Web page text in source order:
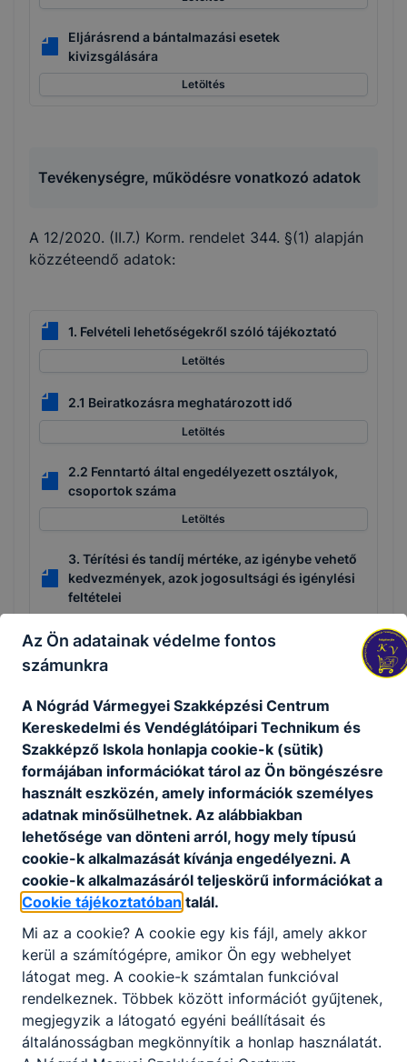
Eljárásrend a bántalmazási esetek
kivizsgálására
Letöltés
Tevékenységre, működésre vonatkozó adatok
A 12/2020. (II.7.) Korm. rendelet 344. §(1) alapján
közzéteendő adatok:
1. Felvételi lehetőségekről szóló tájékoztató
Letöltés
2.1 Beiratkozásra meghatározott idő
Letöltés
2.2 Fenntartó által engedélyezett osztályok,
csoportok száma
Letöltés
3. Térítési és tandíj mértéke, az igénybe vehető
kedvezmények, azok jogosultsági és igénylési
feltételei
4.1 A szakképző intézménnyel kapcsolatos –
vizsgálatok, ellenőrzések felsorolása, ideje
Letöltés
4.2 Szakképző intézményi külső értékelés,
összegző jelentés
Letöltés
5.1 A szakképző intézmény nyitva tartásának
ideje
Letöltés
5.2 Éves munkaterv alapján a tanévben tervezett
jelentősebb rendezvények, események
időpontjai
Letöltés
6.1 Szakmai program
Az Ön adatainak védelme fontos
számunkra
A Nógrád Vármegyei Szakképzési Centrum
Kereskedelmi és Vendéglátóipari Technikum és
Szakképző Iskola honlapja cookie-k (sütik)
formájában információkat tárol az Ön böngészésre
használt eszközén, amely információk személyes
adatnak minősülhetnek. Az alábbiakban
lehetősége van dönteni arról, hogy mely típusú
cookie-k alkalmazását kívánja engedélyezni. A
cookie-k alkalmazásáról teljeskörű információkat a
Cookie tájékoztatóban talál.
Mi az a cookie? A cookie egy kis fájl, amely akkor
kerül a számítógépre, amikor Ön egy webhelyet
látogat meg. A cookie-k számtalan funkcióval
rendelkeznek. Többek között információt gyűjtenek,
megjegyzik a látogató egyéni beállításait és
általánosságban megkönnyítik a honlap használatát.